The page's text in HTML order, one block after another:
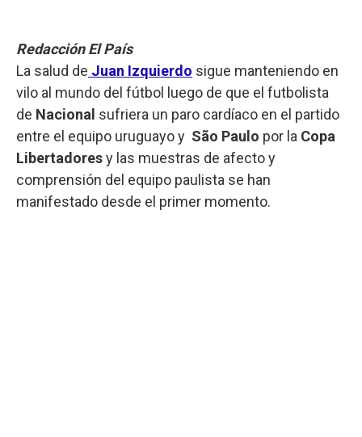
Redacción El País
La salud de Juan Izquierdo sigue manteniendo en
vilo al mundo del fútbol luego de que el futbolista
de Nacional sufriera un paro cardíaco en el partido
entre el equipo uruguayo y São Paulo por la Copa
Libertadoresy las muestras de afecto y
comprensión del equipo paulista se han
manifestado desde el primer momento.